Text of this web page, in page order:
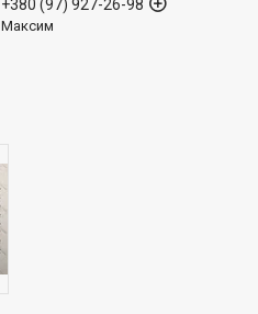
+380 (97) 927-26-98
Максим